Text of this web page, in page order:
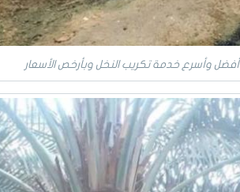
أفضل وأسرع خدمة تكريب النخل وبأرخص الأسعار